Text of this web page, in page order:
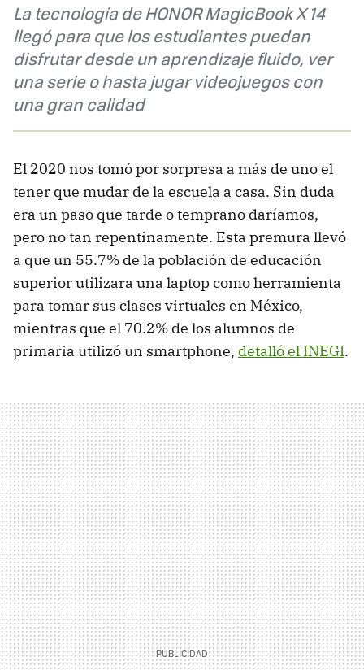
La tecnología de HONOR MagicBook X 14
llegó para que los estudiantes puedan
disfrutar desde un aprendizaje fluido, ver
una serie o hasta jugar videojuegos con
una gran calidad
El 2020 nos tomó por sorpresa a más de uno el
tener que mudar de la escuela a casa. Sin duda
era un paso que tarde o temprano daríamos,
pero no tan repentinamente. Esta premura llevó
a que un 55.7% de la población de educación
superior utilizara una laptop como herramienta
para tomar sus clases virtuales en México,
mientras que el 70.2% de los alumnos de
primaria utilizó un smartphone, detalló el INEGI.